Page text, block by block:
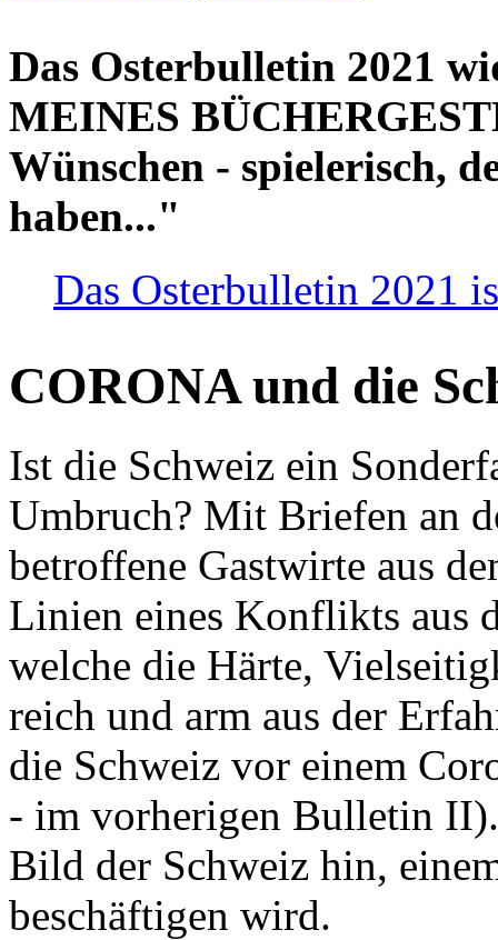
Das Osterbulletin 2021
MEINES
Wünschen - spielerisch,
haben..."
Das Osterbulletin 2021
CORONA und die
Ist die Schweiz ein
Umbruch? Mit Briefen an
betroffene Gastwirte aus
Linien eines Konflikts aus
welche die Härte,
reich und arm aus der
die Schweiz vor einem
- im vorherigen Bulletin
Bild der Schweiz hin,
beschäftigen wird.